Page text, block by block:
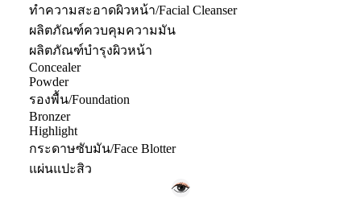
ทำความสะอาดผิวหน้า/Facial Cleanser
ผลิตภัณฑ์ควบคุมความมัน
ผลิตภัณฑ์บำรุงผิวหน้า
Concealer
Powder
รองพื้น/Foundation
Bronzer
Highlight
กระดาษซับมัน/Face Blotter
แผ่นแปะสิว